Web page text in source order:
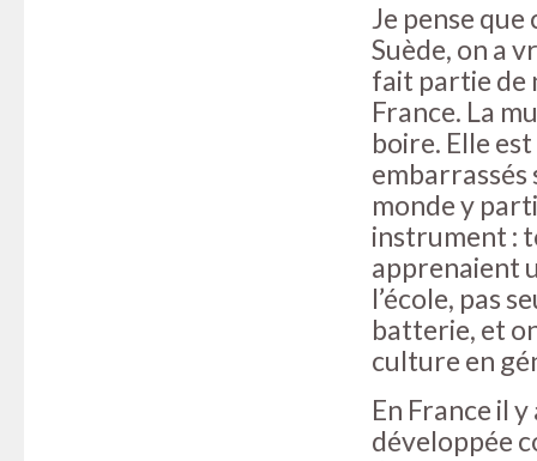
Je pense que
Suède, on a
fait partie de
France. La
boire. Elle
embarrassés
monde y
instrument :
apprenaient
l’école, pas
batterie, et
culture en
En France il
développée